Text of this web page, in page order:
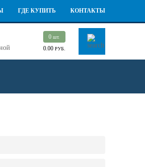
ГДЕ КУПИТЬ КОНТАКТЫ
0шт.
0.00 РУБ.